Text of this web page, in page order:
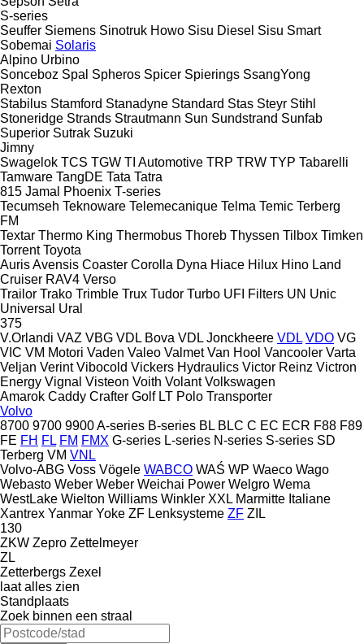
S-series
Seuffer Siemens Sinotruk Howo Sisu Diesel Sisu Smart
Sobemai Solaris
Alpino Urbino
Sonceboz Spal Spheros Spicer Spierings SsangYong
Rexton
Stabilus Stamford Stanadyne Standard Stas Steyr Stihl
Stoneridge Strands Strautmann Sun Sundstrand Sunfab
Superior Sutrak Suzuki
Jimny
Swagelok TCS TGW TI Automotive TRP TRW TYP Tabarelli
Tamware TangDE Tata Tatra
815 Jamal Phoenix T-series
Tecumseh Teknoware Telemecanique Telma Temic Terberg
FM
Textar Thermo King Thermobus Thoreb Thyssen Tilbox Timken
Torrent Toyota
AurisAvensis Coaster Corolla Dyna Hiace Hilux Hino Land
Cruiser RAV4 Verso
Trailor Trako Trimble Trux Tudor Turbo UFI Filters UN Unic
Universal Ural
375
V.Orlandi VAZ VBG VDL Bova VDL Jonckheere VDL VDO VG
VIC VM Motori Vaden Valeo Valmet Van Hool Vancooler Varta
Veljan Verint Vibocold Vickers Hydraulics Victor Reinz Victron
Energy Vignal Visteon Voith Volant Volkswagen
Amarok Caddy Crafter Golf LT Polo Transporter
Volvo
8700 9700 9900A-series B-series BL BLC C EC ECR F88 F89
FE FH FL FM FMX G-series L-series N-series S-series SD
Terberg VM VNL
Volvo-ABG Voss Vögele WABCO WAŚ WP Waeco Wago
Webasto Weber Weber Weichai Power Welgro Wema
WestLake Wielton Williams Winkler XXL Marmitte Italiane
Xantrex Yanmar Yoke ZF Lenksysteme ZF ZIL
130
ZKW Zepro Zettelmeyer
ZL
Zetterbergs Zexel
laat alles zien
Standplaats
Zoek binnen een straal